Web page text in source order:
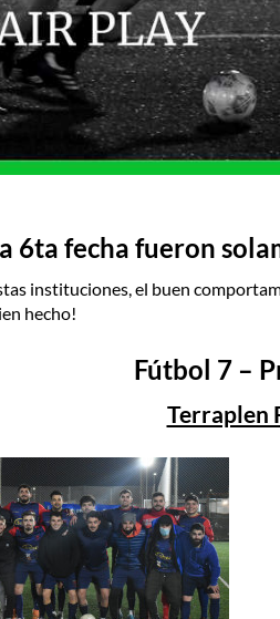
6ta fecha fueron
instituciones, el buen
hecho!
Fútbol 7 –
Terraplen